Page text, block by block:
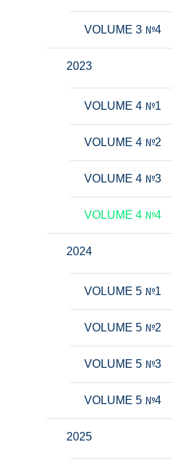
VOLUME 3 №4
2023
VOLUME 4 №1
VOLUME 4 №2
VOLUME 4 №3
VOLUME 4 №4
2024
VOLUME 5 №1
VOLUME 5 №2
VOLUME 5 №3
VOLUME 5 №4
2025